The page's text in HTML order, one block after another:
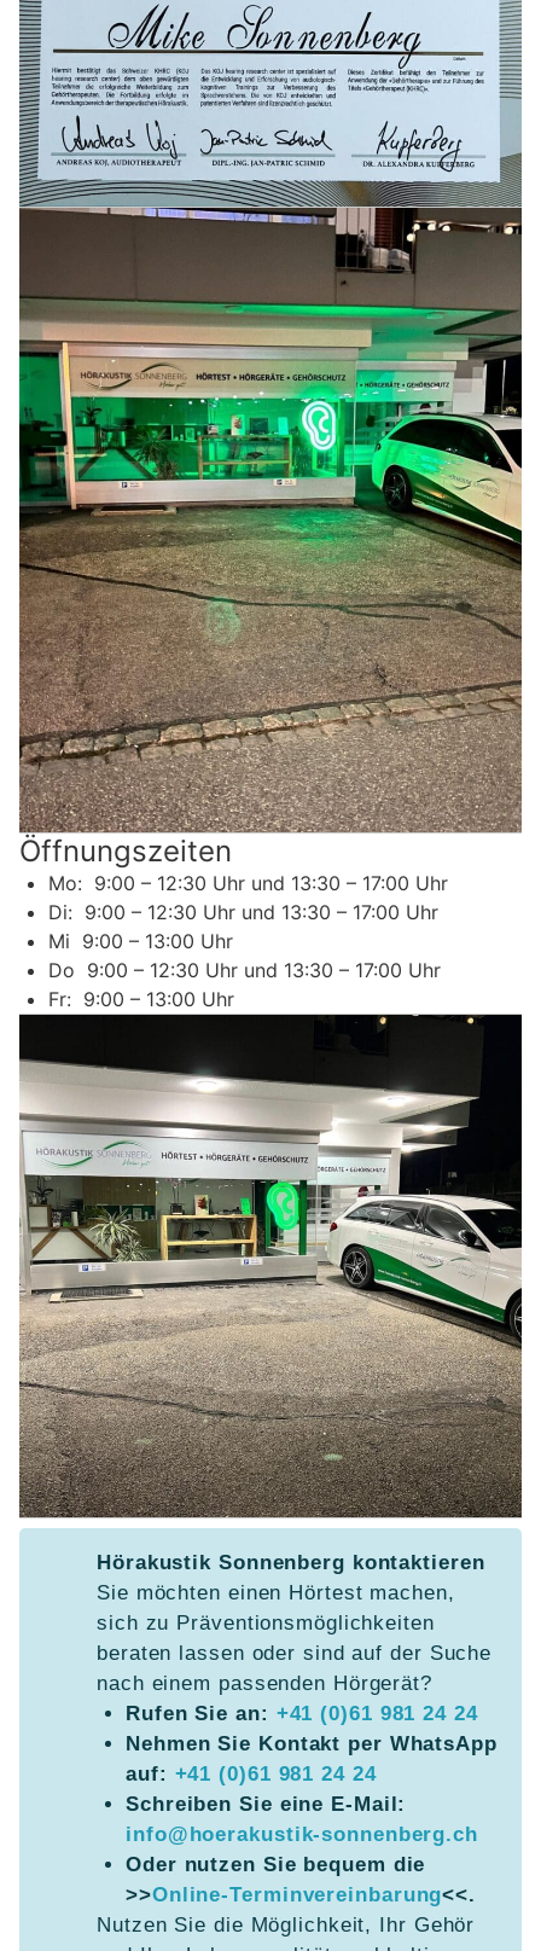
Öffnungszeiten
Mo: 9:00 – 12:30 Uhr und 13:30 – 17:00 Uhr
Di: 9:00 – 12:30 Uhr und 13:30 – 17:00 Uhr
Mi 9:00 – 13:00 Uhr
Do 9:00 – 12:30 Uhr und 13:30 – 17:00 Uhr
Fr: 9:00 – 13:00 Uhr
Hörakustik Sonnenberg kontaktieren
Sie möchten einen Hörtest machen,
sich zu Präventionsmöglichkeiten
beraten lassen oder sind auf der Suche
nach einem passenden Hörgerät?
Rufen Sie an: +41 (0)61 981 24 24
Nehmen Sie Kontakt per WhatsApp
auf: +41 (0)61 981 24 24
Schreiben Sie eine E-Mail:
info@hoerakustik-sonnenberg.ch
Oder nutzen Sie bequem die
>>Online-Terminvereinbarung<<.
Nutzen Sie die Möglichkeit, Ihr Gehör